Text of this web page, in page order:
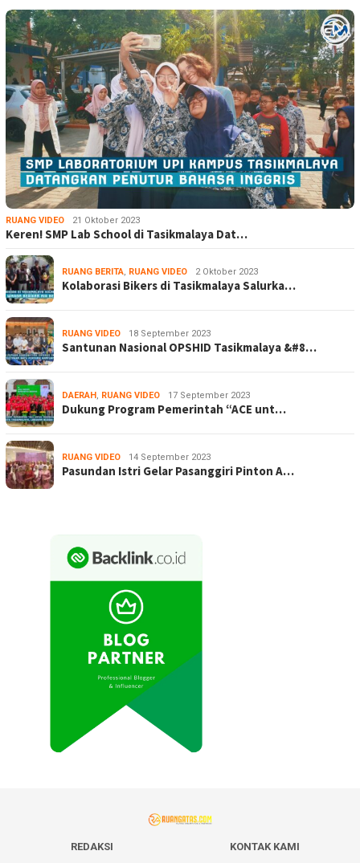
RUANG VIDEO 21 Oktober 2023
Keren! SMP Lab School di Tasikmalaya Dat…
RUANG BERITA, RUANG VIDEO 2 Oktober 2023
Kolaborasi Bikers di Tasikmalaya Salurka…
RUANG VIDEO 18 September 2023
Santunan Nasional OPSHID Tasikmalaya &#8…
DAERAH , RUANG VIDEO 17 September 2023
Dukung Program Pemerintah “ACE unt…
RUANG VIDEO 14 September 2023
Pasundan Istri Gelar Pasanggiri Pinton A…
REDAKSI KONTAK KAMI